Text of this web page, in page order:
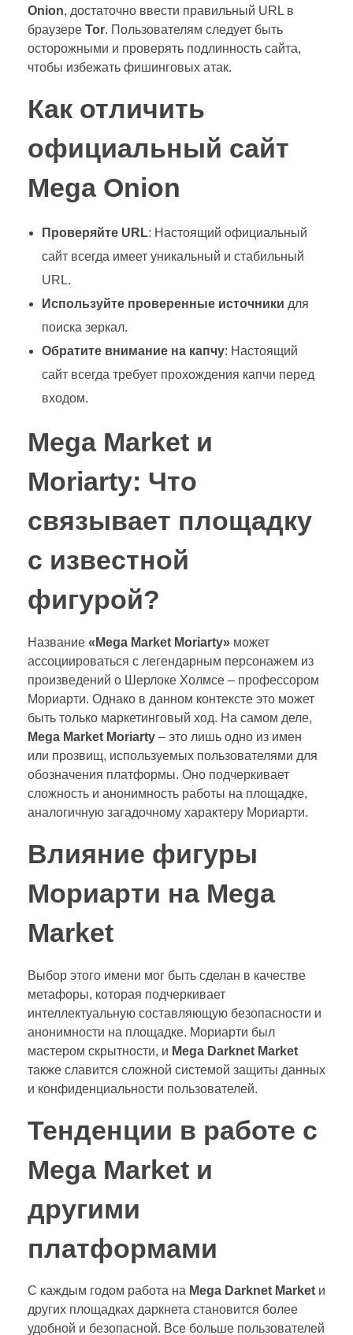
Onion, достаточно ввести правильный URL в
браузере Tor. Пользователям следует быть
осторожными и проверять подлинность сайта,
чтобы избежать фишинговых атак.
Как отличить
официальный сайт
Mega Onion
Проверяйте URL: Настоящий официальный
сайт всегда имеет уникальный и стабильный
URL.
Используйте проверенные источники для
поиска зеркал.
Обратите внимание на капчу: Настоящий
сайт всегда требует прохождения капчи перед
входом.
Mega Market и
Moriarty: Что
связывает площадку
с известной
фигурой?
Название «Mega Market Moriarty» может
ассоциироваться с легендарным персонажем из
произведений о Шерлоке Холмсе – профессором
Мориарти. Однако в данном контексте это может
быть только маркетинговый ход. На самом деле,
Mega Market Moriarty – это лишь одно из имен
или прозвищ, используемых пользователями для
обозначения платформы. Оно подчеркивает
сложность и анонимность работы на площадке,
аналогичную загадочному характеру Мориарти.
Влияние фигуры
Мориарти на Mega
Market
Выбор этого имени мог быть сделан в качестве
метафоры, которая подчеркивает
интеллектуальную составляющую безопасности и
анонимности на площадке. Мориарти был
мастером скрытности, и Mega Darknet Market
также славится сложной системой защиты данных
и конфиденциальности пользователей.
Тенденции в работе с
Mega Market и
другими
платформами
С каждым годом работа на Mega Darknet Market и
других площадках даркнета становится более
удобной и безопасной. Все больше пользователей